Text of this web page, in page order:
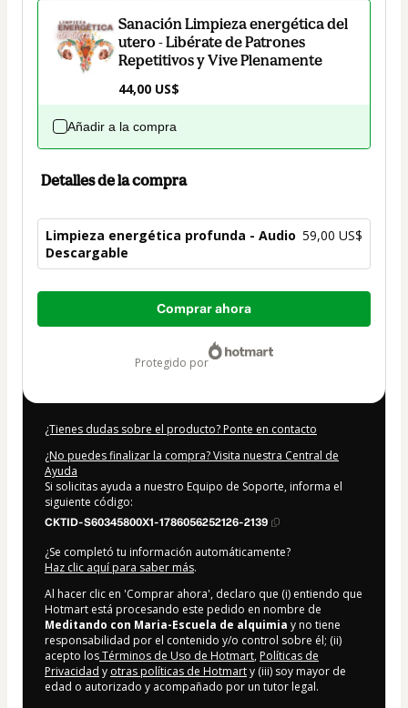
Sanación Limpieza energética del
utero - Libérate de Patrones
Repetitivos y Vive Plenamente
44,00 US$
Añadir a la compra
Detalles de la compra
Limpieza energética profunda - Audio
Descargable
59,00 US$
Total
Comprar ahora
protegido por
¿Tienes dudas sobre el producto? Ponte en contacto
¿No puedes finalizar la compra? Visita nuestra Central de
Ayuda
Si solicitas ayuda a nuestro Equipo de Soporte, informa el
siguiente código:
CKTID-S60345800X1-1786056252126-2139
¿Se completó tu información automáticamente?
Haz clic aquí para saber más.
Al hacer clic en 'Comprar ahora', declaro que (i) entiendo que
Hotmart está procesando este pedido en nombre de
Meditando con Maria-Escuela de alquimia y no tiene
responsabilidad por el contenido y/o control sobre él; (ii)
acepto losTérminos de Uso de Hotmart, Políticas de
Privacidad y otras políticas de Hotmarty (iii) soy mayor de
edad o autorizado y acompañado por un tutor legal.